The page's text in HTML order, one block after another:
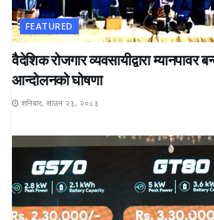
FEATURED
वैदेशिक रोजगार व्यवसायीद्वारा म्यानपावर
आन्दोलनको घोषणा
शनिबार, साउन २३, २०८३